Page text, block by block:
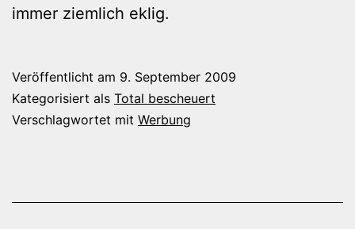
immer ziemlich eklig.
Veröffentlicht am 9. September 2009
Kategorisiert als Total bescheuert
Verschlagwortet mit Werbung